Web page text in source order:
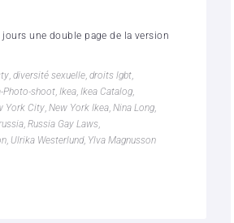
une double page de la version
, diversité sexuelle, droits lgbt,
Photo-shoot, Ikea, Ikea Catalog,
York City, New York Ikea, Nina Long,
, Russia Gay Laws,
, Ulrika Westerlund, Ylva Magnusson